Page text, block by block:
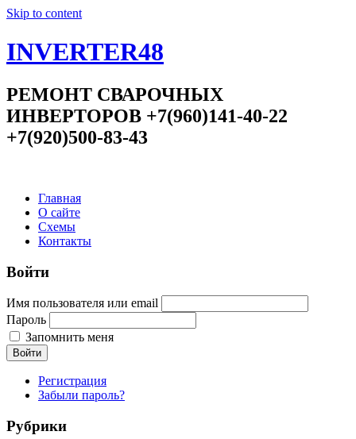
Skip to content
INVERTER48
РЕМОНТ СВАРОЧНЫХ
ИНВЕРТОРОВ +7(960)141-40-22
+7(920)500-83-43
Главная
О сайте
Схемы
Контакты
Войти
Имя пользователя или email
Пароль
Запомнить меня
Войти
Регистрация
Забыли пароль?
Рубрики